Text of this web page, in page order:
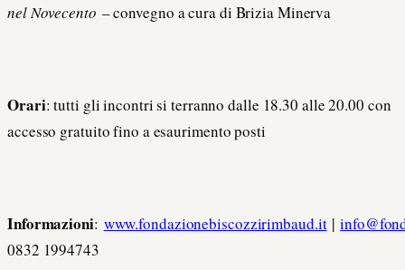
nel Novecento – convegno a cura di Brizia Minerva
Orari: tutti gli incontri si terranno dalle 18.30 alle 20.00 con
accesso gratuito fino a esaurimento posti
Informazioni: www.fondazionebiscozzirimbaud.it|
0832 1994743